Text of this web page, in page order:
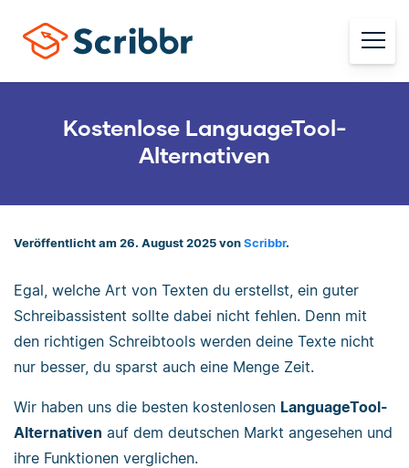
Kostenlose LanguageTool-
Alternativen
Veröffentlicht am 26. August 2025 von Scribbr.
Egal, welche Art von Texten du erstellst, ein guter
Schreibassistent sollte dabei nicht fehlen. Denn mit
den richtigen Schreibtools werden deine Texte nicht
nur besser, du sparst auch eine Menge Zeit.
Wir haben uns die besten kostenlosen LanguageTool-
Alternativen auf dem deutschen Markt angesehen und
ihre Funktionen verglichen.